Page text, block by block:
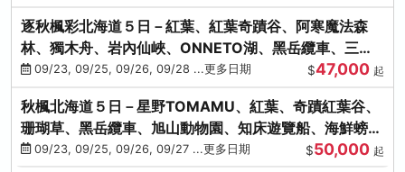
逐秋楓彩北海道５日－紅葉、紅葉奇蹟谷、阿寒魔法森
林、獨木舟、岩內仙峽、ONNETO湖、黑岳纜車、三國
峠、豐平峽、螃蟹溫泉
09/23, 09/25, 09/26, 09/28 ...更多日期 $47,000 起
秋楓北海道５日－星野TOMAMU、紅葉、奇蹟紅葉谷、
珊瑚草、黑岳纜車、旭山動物園、知床遊覽船、海鮮螃蟹
和牛吃到飽
09/23, 09/25, 09/26, 09/27 ...更多日期 $50,000 起